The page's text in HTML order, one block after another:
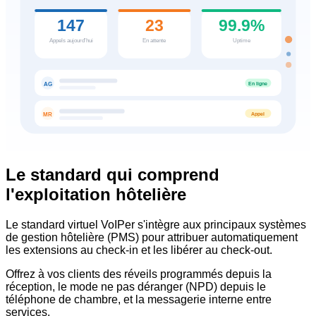
147
Appels aujourd'hui
23
En attente
99.9%
Uptime
AG En ligne
MR Appel
Le standard qui comprend
l'exploitation hôtelière
Le standard virtuel VoIPer s'intègre aux principaux systèmes
de gestion hôtelière (PMS) pour attribuer automatiquement
les extensions au check-in et les libérer au check-out.
Offrez à vos clients des réveils programmés depuis la
réception, le mode ne pas déranger (NPD) depuis le
téléphone de chambre, et la messagerie interne entre
services.